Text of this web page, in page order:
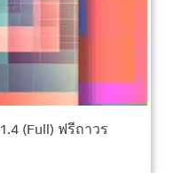
(Full) ฟรีถาวร